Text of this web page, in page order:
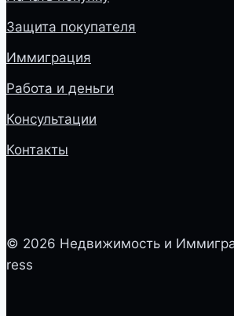
Защита покупателя
Иммиграция
Работа и деньги
Консультации
Контакты
© 2026 Недвижимость и
ress